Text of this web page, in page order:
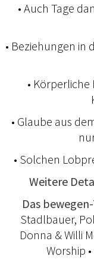
• Auch Tage
• Beziehungen in
•
• Glaube aus
• Solchen
Weitere
Das
Stadlbauer,
Donna & Willi
Worship